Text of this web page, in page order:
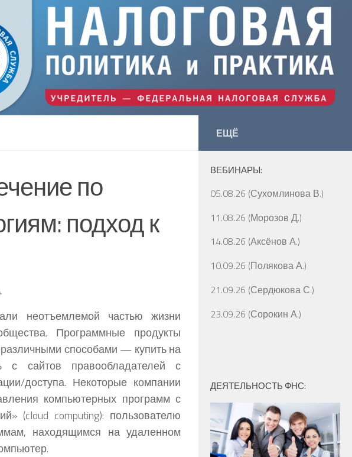
по
подход к
неотъемлемой частью жизни
Программные продукты
способами — купить на
с сайтов правообладателей с
доступа. Некоторые компании
компьютерных программ с
(cloud computing): пользователю
находящимся на удаленном
ЕЩЁ
ВЕБИНАРЫ:
05.08.26 (Сухомлинова В.)
11.08.26 (Морозов Д.)
14.08.26 (Аксёнов А.)
10.09.26 (Полякова А.)
21.09.26 (Сердюкова С.)
23.09.26 (Сорокин А.)
ДЕЯТЕЛЬНОСТЬ ФНС: